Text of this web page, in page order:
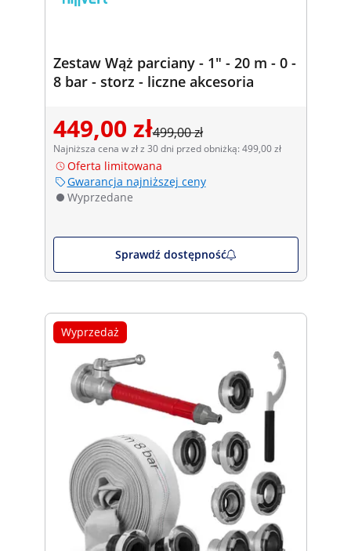
Zestaw Wąż parciany - 1" - 20 m - 0 -
8 bar - storz - liczne akcesoria
449,00 zł499,00 zł
Najniższa cena w zł z 30 dni przed obniżką: 499,00 zł
Oferta limitowana
Gwarancja najniższej ceny
Wyprzedane
Sprawdź dostępność
Wyprzedaż